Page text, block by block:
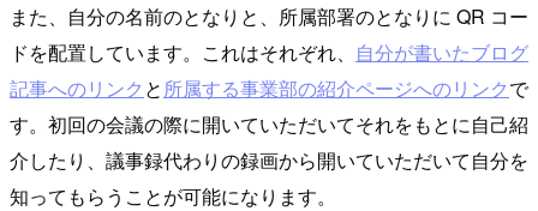
また、自分の名前のとなりと、所属部署のとなりに QR コー
ドを配置しています。これはそれぞれ、 自分が書いたブログ
記事へのリンク と所属する事業部の紹介ページへのリンクで
す。初回の会議の際に開いていただいてそれをもとに自己紹
介したり、議事録代わりの録画から開いていただいて自分を
知ってもらうことが可能になります。